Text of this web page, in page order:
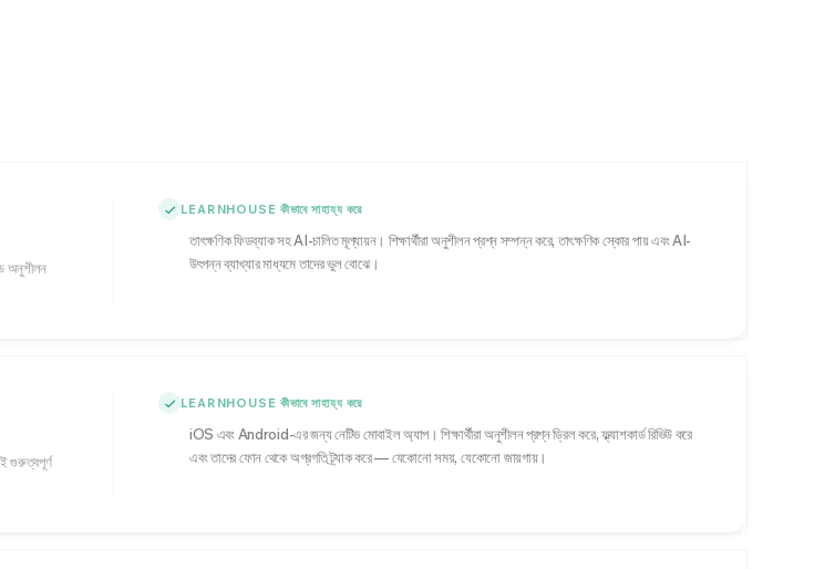
অনুশীলন
LEARNHOUSE কীভাবে সাহায্য করে
তাৎক্ষণিক ফিডব্যাক সহ AI-চালিত মূল্যায়ন। শিক্ষার্থীরা অনুশীলন প্রশ্ন সম্পন্ন করে, তাৎক্ষণিক স্কোর পায় এবং AI-
উৎপন্ন ব্যাখ্যার মাধ্যমে তাদের ভুল বোঝে।
গুরুত্বপূর্ণ
LEARNHOUSE কীভাবে সাহায্য করে
iOS এবং Android-এর জন্য নেটিভ মোবাইল অ্যাপ। শিক্ষার্থীরা অনুশীলন প্রশ্ন ড্রিল করে, ফ্ল্যাশকার্ড রিভিউ করে
এবং তাদের ফোন থেকে অগ্রগতি ট্র্যাক করে — যেকোনো সময়, যেকোনো জায়গায়।